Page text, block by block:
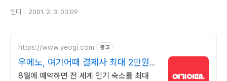
엔디 2001. 2. 3. 03:09
https://www.yeogi.com 광고
우에노, 여기어때 결제사 최대 2만원
추가할인
8월에 예약하면 전 세계 인기 숙소를 최대